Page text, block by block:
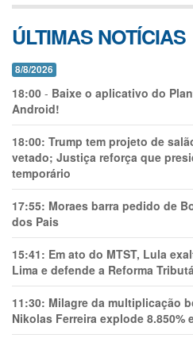
ÚLTIMAS NOTÍCIAS
8/8/2026
18:00 - Baixe o aplicativo do
Android!
18:00: Trump tem projeto de
vetado; Justiça reforça que
temporário
17:55: Moraes barra pedido de
dos Pais
15:41: Em ato do MTST, Lula
Lima e defende a Reforma
11:30: Milagre da multiplicação
Nikolas Ferreira explode 8.850%